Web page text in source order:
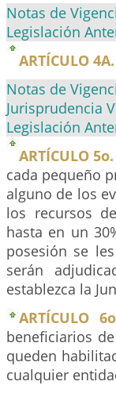
Notas de
Legislación
ARTÍCULO 4A.
Notas de
Jurisprudencia
Legislación
ARTÍCULO 5o.
cada pequeño
alguno de los
los recursos
hasta en un
posesión se
serán
establezca la
ARTÍCULO
beneficiarios
queden
cualquier